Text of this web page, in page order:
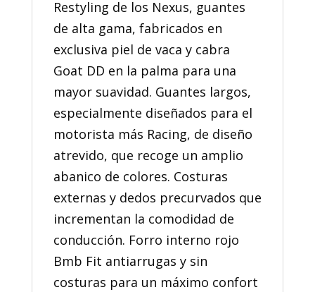
Restyling de los Nexus, guantes
de alta gama, fabricados en
exclusiva piel de vaca y cabra
Goat DD en la palma para una
mayor suavidad. Guantes largos,
especialmente diseñados para el
motorista más Racing, de diseño
atrevido, que recoge un amplio
abanico de colores. Costuras
externas y dedos precurvados que
incrementan la comodidad de
conducción. Forro interno rojo
Bmb Fit antiarrugas y sin
costuras para un máximo confort